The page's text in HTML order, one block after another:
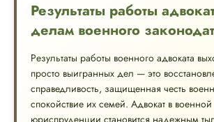
Результаты работы
делам военного
Результаты работы военного адвоката
просто выигранных дел — это
справедливость, защищенная честь
спокойствие их семей. Адвокат в военной
юриспруденции становится надежным